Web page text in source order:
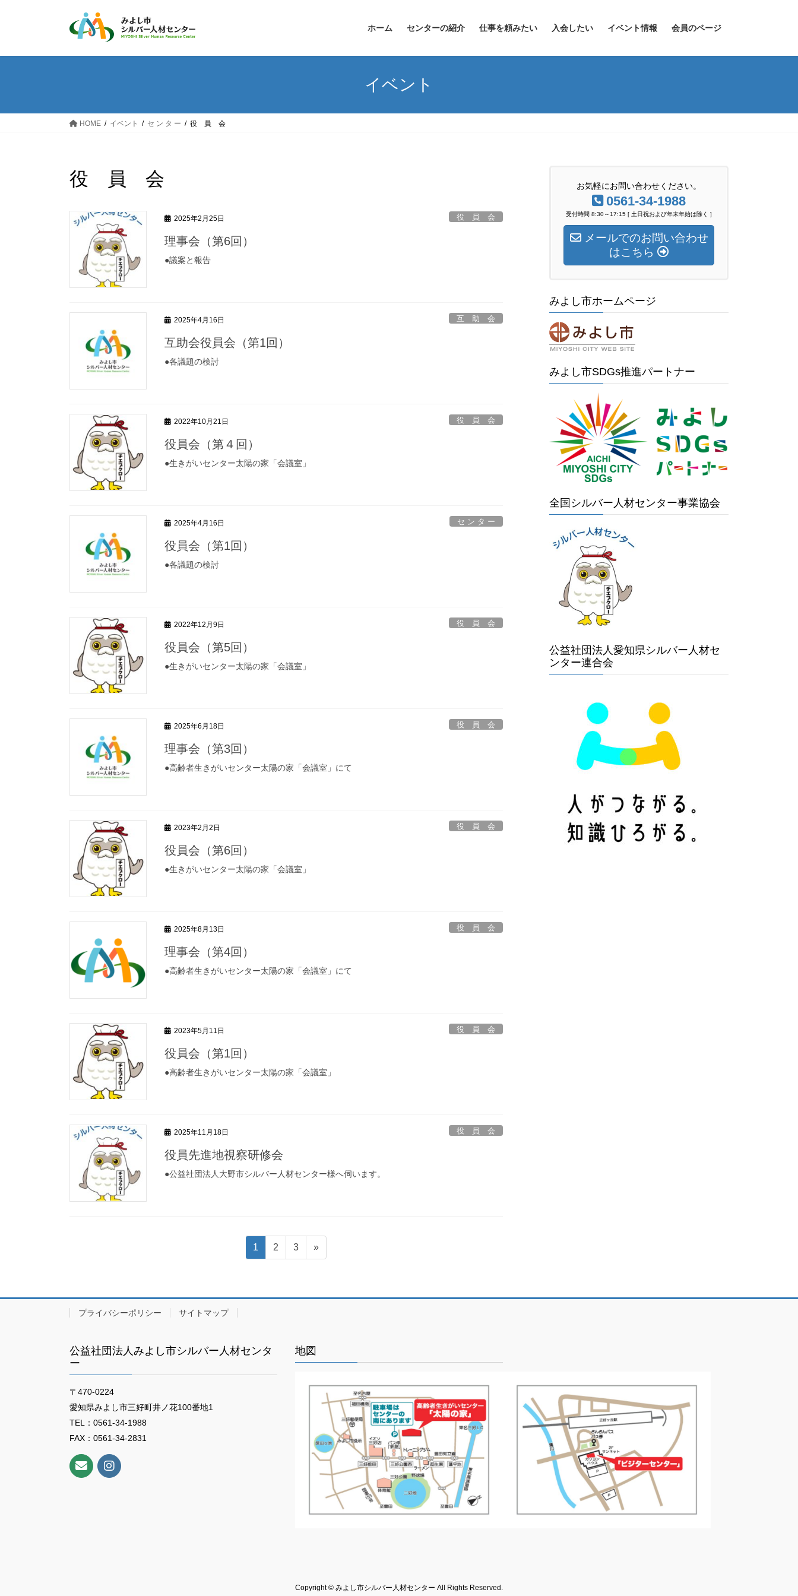
ホーム センターの紹介 仕事を頼みたい 入会したい イベント情報 会員のページ
イベント
HOME イベント セ ン タ ー 役 員 会
役 員 会
2025年2月25日 役 員 会
理事会（第6回）
●議案と報告
2025年4月16日 互 助 会
互助会役員会（第1回）
●各議題の検討
2022年10月21日 役 員 会
役員会（第４回）
●生きがいセンター太陽の家「会議室」
2025年4月16日 セ ン タ ー
役員会（第1回）
●各議題の検討
2022年12月9日 役 員 会
役員会（第5回）
●生きがいセンター太陽の家「会議室」
2025年6月18日 役 員 会
理事会（第3回）
●高齢者生きがいセンター太陽の家「会議室」にて
2023年2月2日 役 員 会
役員会（第6回）
●生きがいセンター太陽の家「会議室」
2025年8月13日 役 員 会
理事会（第4回）
●高齢者生きがいセンター太陽の家「会議室」にて
2023年5月11日 役 員 会
役員会（第1回）
●高齢者生きがいセンター太陽の家「会議室」
2025年11月18日 役 員 会
役員先進地視察研修会
●公益社団法人大野市シルバー人材センター様へ伺います。
ビ
ゲ
ー
シ
ン
固
定
1
固
定
2
固
定
3 »
お気軽にお問い合わせください。
0561-34-1988
受付時間 8:30～17:15 [ 土日祝および年末年始は除く ]
メールでのお問い合わせ
はこちら
みよし市ホームページ
みよし市SDGs推進パートナー
全国シルバー人材センター事業協会
公益社団法人愛知県シルバー人材セ
ンター連合会
プライバシーポリシー サイトマップ
公益社団法人みよし市シルバー人材センタ
ー
〒470-0224
愛知県みよし市三好町井ノ花100番地1
TEL：0561-34-1988
FAX：0561-34-2831
地図
Copyright © みよし市シルバー人材センター All Rights Reserved.